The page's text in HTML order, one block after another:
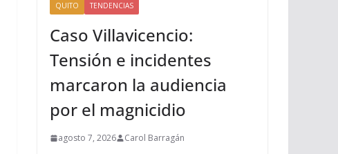
QUITO
TENDENCIAS
Caso Villavicencio:
Tensión e incidentes
marcaron la audiencia
por el magnicidio
agosto 7, 2026 Carol Barragán